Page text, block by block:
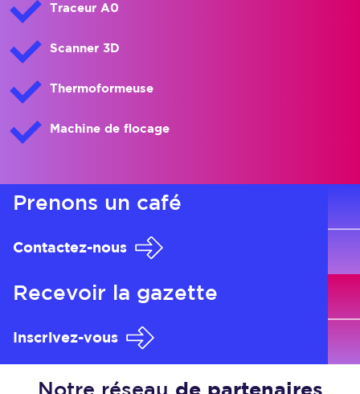
Traceur A0
Scanner 3D
Thermoformeuse
Machine de flocage
Prenons un café
Contactez-nous
Recevoir la gazette
Inscrivez-vous
Notre réseau de partenaires